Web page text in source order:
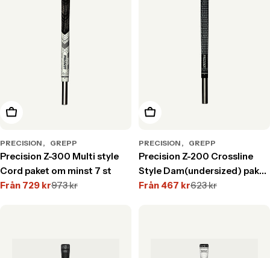
Välj alternativ
PRECISION GREPP
Precision Z-300 Multi style
Cord paket om minst 7 st
Translation
Från 729 kr
Translation973 kr
Välj alternativ
PRECISION GREPP
Precision Z-200 Crossline
Style Dam(undersized) paket
om minst 7 st
Translation
Från 467 kr
Translation623 kr